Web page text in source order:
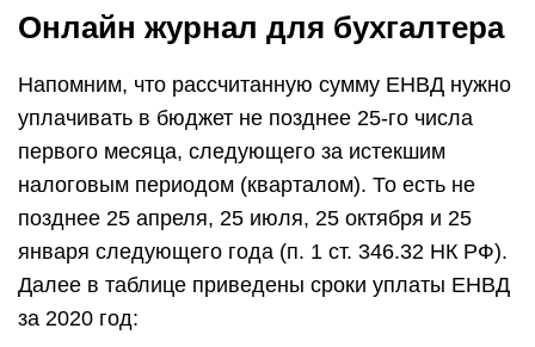
Онлайн журнал для бухгалтера
Напомним, что рассчитанную сумму ЕНВД нужно
уплачивать в бюджет не позднее 25-го числа
первого месяца, следующего за истекшим
налоговым периодом (кварталом). То есть не
позднее 25 апреля, 25 июля, 25 октября и 25
января следующего года (п. 1 ст. 346.32 НК РФ).
Далее в таблице приведены сроки уплаты ЕНВД
за 2020 год: